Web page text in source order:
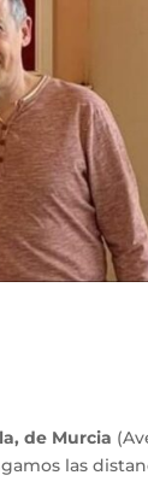
de Murcia
las